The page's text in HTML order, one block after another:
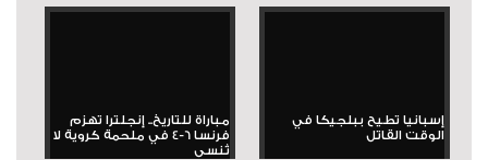
إسبانيا تطيح ببلجيكا في
الوقت القاتل
مباراة للتاريخ.. إنجلترا تهزم
فرنسا 6-4 في ملحمة كروية لا
تُنسى